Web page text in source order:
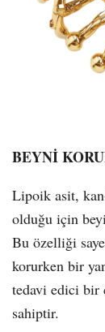
BEYNİ
Lipoik asit,
olduğu için
Bu özelliği
korurken bir
tedavi edici bir
sahiptir.